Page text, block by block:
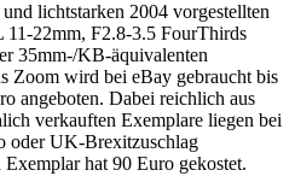
lichtstarken 2004 vorgestellten
22mm, F2.8-3.5 FourThirds
35mm-/KB-äquivalenten
Zoom wird bei eBay gebraucht bis
angeboten. Dabei reichlich aus
verkauften Exemplare liegen bei
oder UK-Brexitzuschlag
hat 90 Euro gekostet.